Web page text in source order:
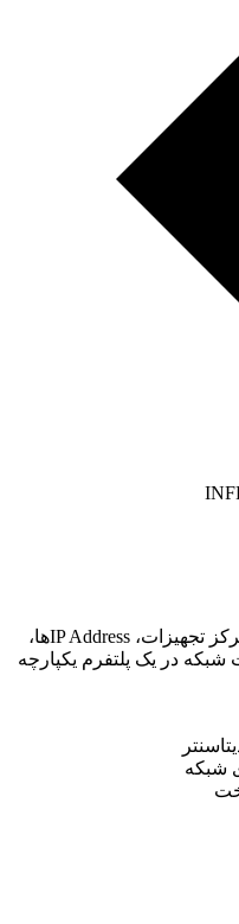
پیاده‌سازی NetBox برای مدیریت متمرکز تجهیزات، IP Addressها،
در یک پلتفرم یکپارچه
شبکه